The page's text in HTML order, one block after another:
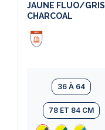
JAUNE FLUO/GRIS
CHARCOAL
36 À 64
78 ET 84 CM